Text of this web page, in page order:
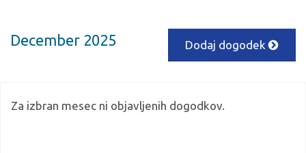
December 2025 Dodaj dogodek
Za izbran mesec ni objavljenih dogodkov.